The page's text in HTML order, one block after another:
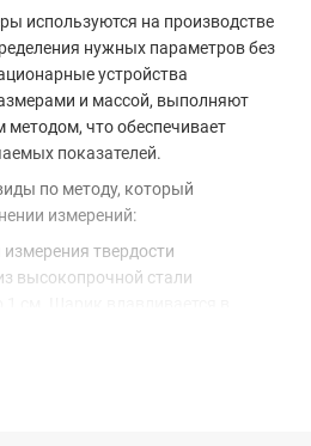
используются на производстве
нужных параметров без
устройства
и массой, выполняют
методом, что обеспечивает
показателей.
по методу, который
измерений:
твердости
высокопрочной стали
чего на основе полученного